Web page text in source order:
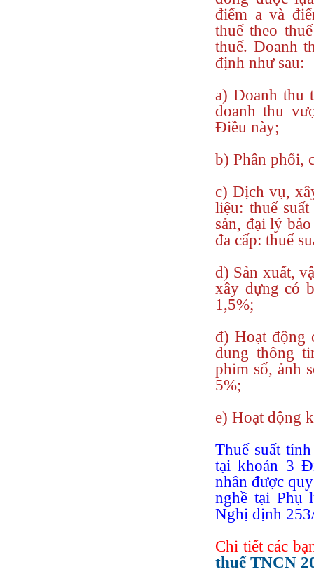
điểm a và
thuế theo
thuế. Doanh
định như sau:
a) Doanh thu
doanh thu
Điều này;
b) Phân phối,
c) Dịch vụ,
liệu: thuế
sản, đại lý
đa cấp: thuế
d) Sản xuất,
xây dựng có
1,5%;
đ) Hoạt động
dung thông
phim số, ảnh
5%;
e) Hoạt động
Thuế suất
tại khoản 3
nhân được
nghề tại Phụ
Nghị định
Chi tiết các
thuế TNCN